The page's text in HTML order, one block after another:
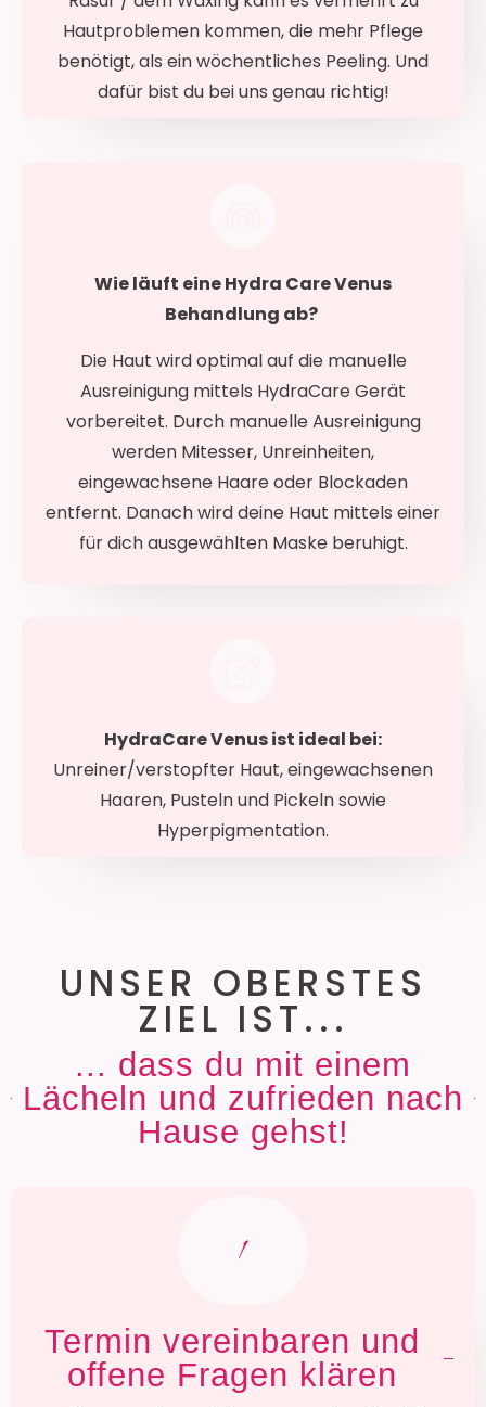
Hautproblemen kommen, die mehr Pflege
benötigt, als ein wöchentliches Peeling. Und
dafür bist du bei uns genau richtig!
Wie läuft eine Hydra Care Venus
Behandlung ab?
Die Haut wird optimal auf die manuelle
Ausreinigung mittels HydraCare Gerät
vorbereitet. Durch manuelle Ausreinigung
werden Mitesser, Unreinheiten,
eingewachsene Haare oder Blockaden
entfernt. Danach wird deine Haut mittels einer
für dich ausgewählten Maske beruhigt.
HydraCare Venus ist ideal bei:
Unreiner/verstopfter Haut, eingewachsenen
Haaren, Pusteln und Pickeln sowie
Hyperpigmentation.
UNSER OBERSTES
ZIEL IST...
... dass du mit einem
Lächeln und zufrieden nach
Hause gehst!
1
Termin vereinbaren und
offene Fragen klären